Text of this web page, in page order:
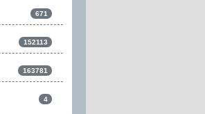
671
152113
163781
4